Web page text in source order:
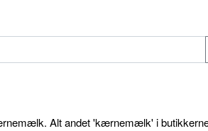
Alt andet 'kærnemælk' i